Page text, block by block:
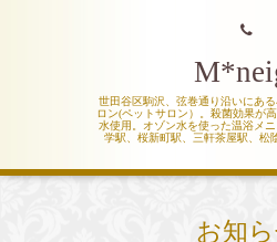
世田谷区駒沢、弦巻通り沿いにあ
ロン(ペットサロン）。殺菌効果が
水使用。オゾン水を使った温浴メ
学駅、桜新町駅、三軒茶屋駅、松
お知